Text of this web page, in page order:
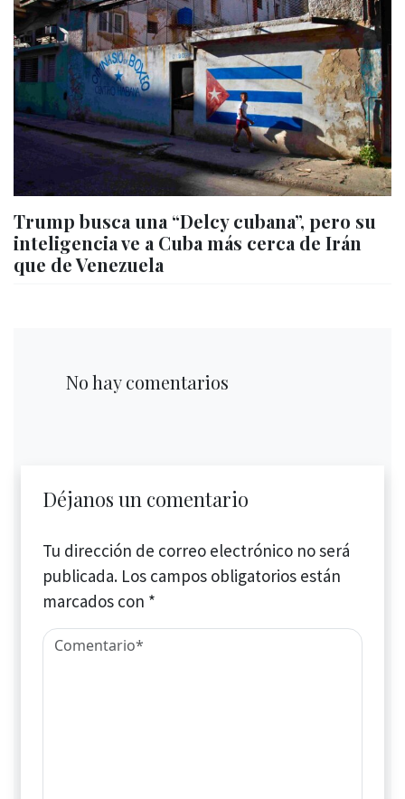
Trump busca una “Delcy cubana”, pero su
inteligencia ve a Cuba más cerca de Irán
que de Venezuela
No hay comentarios
Déjanos un comentario
Tu dirección de correo electrónico no será
publicada. Los campos obligatorios están
marcados con *